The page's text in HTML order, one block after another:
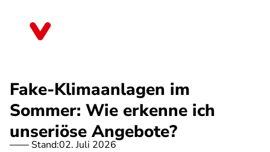
Fake-Klimaanlagen im
Sommer: Wie erkenne ich
unseriöse Angebote?
Stand:02. Juli 2026